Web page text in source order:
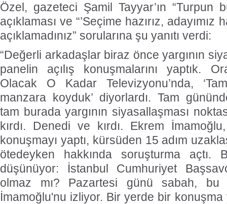
Özel, gazeteci Şamil Tayyar’ın “Turpun
açıklaması ve “’Seçime hazırız, adayımız
açıklamadınız” sorularına şu yanıtı verdi:
“Değerli arkadaşlar biraz önce yargının
panelin açılış konuşmalarını yaptık.
Olacak O Kadar Televizyonu’nda,
manzara koyduk’ diyorlardı. Tam
tam burada yargının siyasallaşması
kırdı. Denedi ve kırdı. Ekrem
konuşmayı yaptı, kürsüden 15 adım
ötedeyken hakkında soruşturma
düşünüyor: İstanbul Cumhuriyet
olmaz mı? Pazartesi günü sabah, bu
İmamoğlu'nu izliyor. Bir yerde bir konuşma